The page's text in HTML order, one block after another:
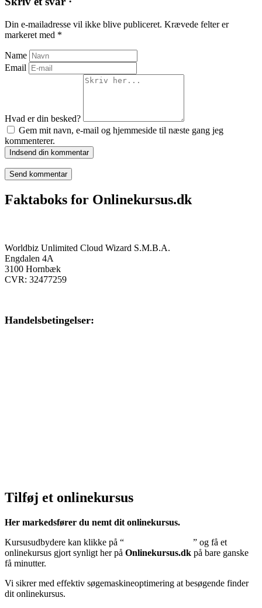
Din e-mailadresse vil ikke blive publiceret. Krævede felter er
markeret med *
Name
Email
Hvad er din besked?
Gem mit navn, e-mail og hjemmeside til næste gang jeg
kommenterer.
Indsend din kommentar
Faktaboks for Onlinekursus.dk
Worldbiz Unlimited Cloud Wizard S.M.B.A.
Engdalen 4A
3100 Hornbæk
CVR: 32477259
Handelsbetingelser:
Tilføj et onlinekursus
Her markedsfører du nemt dit onlinekursus.
Kursusudbydere kan klikke på “
” og få et
onlinekursus gjort synligt her på Onlinekursus.dk på bare ganske
få minutter.
Vi sikrer med effektiv søgemaskineoptimering at besøgende finder
dit onlinekursus.